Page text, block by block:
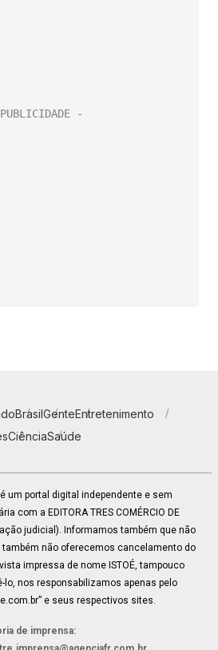
BrasilGenteEntretenimento
CiênciaSaúde
é um portal digital independente e sem
com a EDITORA TRES COMÉRCIO DE
judicial). Informamos também que não
não oferecemos cancelamento do
impressa de nome ISTOÉ, tampouco
nos responsabilizamos apenas pelo
e seus respectivos sites.
de imprensa: